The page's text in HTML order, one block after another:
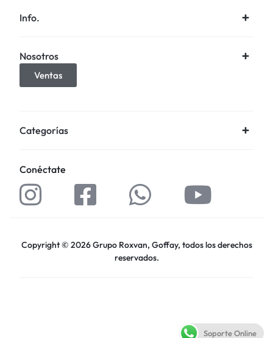
Info.
Nosotros
Ventas
Categorías
Conéctate
Copyright © 2026 Grupo Roxvan, Goffay, todos los derechos
reservados.
Soporte Online